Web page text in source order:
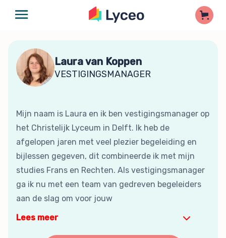
Laura van Koppen
VESTIGINGSMANAGER
Mijn naam is Laura en ik ben vestigingsmanager op
het Christelijk Lyceum in Delft. Ik heb de
afgelopen jaren met veel plezier begeleiding en
bijlessen gegeven, dit combineerde ik met mijn
studies Frans en Rechten. Als vestigingsmanager
ga ik nu met een team van gedreven begeleiders
aan de slag om voor jouw
Lees meer